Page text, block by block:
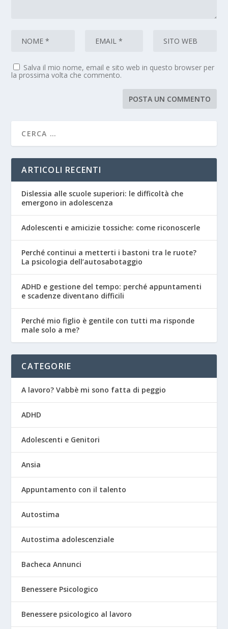
Salva il mio nome, email e sito web in questo browser per
la prossima volta che commento.
ARTICOLI RECENTI
Dislessia alle scuole superiori: le difficoltà che
emergono in adolescenza
Adolescenti e amicizie tossiche: come riconoscerle
Perché continui a metterti i bastoni tra le ruote?
La psicologia dell’autosabotaggio
ADHD e gestione del tempo: perché appuntamenti
e scadenze diventano difficili
Perché mio figlio è gentile con tutti ma risponde
male solo a me?
CATEGORIE
A lavoro? Vabbè mi sono fatta di peggio
ADHD
Adolescenti e Genitori
Ansia
Appuntamento con il talento
Autostima
Autostima adolescenziale
Bacheca Annunci
Benessere Psicologico
Benessere psicologico al lavoro